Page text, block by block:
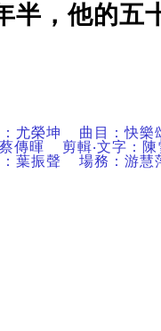
半，他的五
：尤榮坤 曲目：快樂
傳暉
剪輯‧文字：
葉振聲
場務：游慧